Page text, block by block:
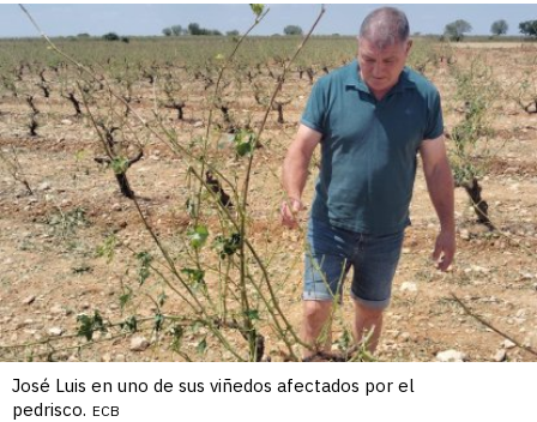
José Luis en uno de sus viñedos afectados por el
pedrisco. ECB